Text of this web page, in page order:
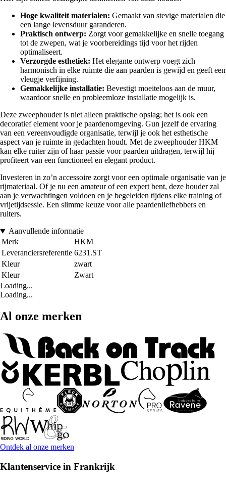
Hoge kwaliteit materialen: Gemaakt van stevige materialen die
een lange levensduur garanderen.
Praktisch ontwerp: Zorgt voor gemakkelijke en snelle toegang
tot de zwepen, wat je voorbereidings tijd voor het rijden
optimaliseert.
Verzorgde esthetiek: Het elegante ontwerp voegt zich
harmonisch in elke ruimte die aan paarden is gewijd en geeft een
vleugje verfijning.
Gemakkelijke installatie: Bevestigt moeiteloos aan de muur,
waardoor snelle en probleemloze installatie mogelijk is.
Deze zweephouder is niet alleen praktische opslag; het is ook een
decoratief element voor je paardenomgeving. Gun jezelf de ervaring
van een vereenvoudigde organisatie, terwijl je ook het esthetische
aspect van je ruimte in gedachten houdt. Met de zweephouder HKM
kan elke ruiter zijn of haar passie voor paarden uitdragen, terwijl hij
profiteert van een functioneel en elegant product.
Investeren in zo’n accessoire zorgt voor een optimale organisatie van je
rijmateriaal. Of je nu een amateur of een expert bent, deze houder zal
aan je verwachtingen voldoen en je begeleiden tijdens elke training of
vrijetijdsessie. Een slimme keuze voor alle paardenliefhebbers en
ruiters.
Aanvullende informatie
Merk
HKM
Leveranciersreferentie 6231.ST
Kleur
zwart
Kleur
Zwart
Loading...
Loading...
Al onze merken
Ontdek al onze merken
Klantenservice in Frankrijk